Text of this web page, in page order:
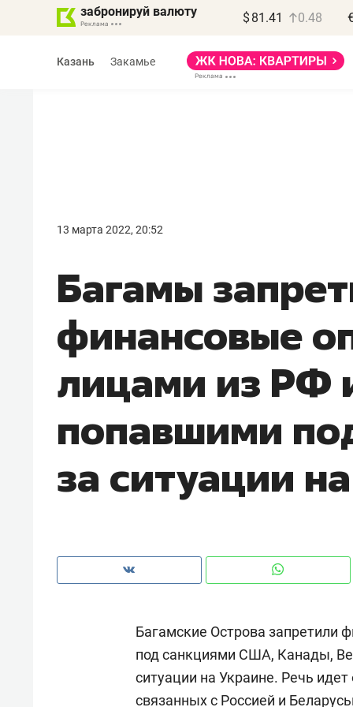
забронируй валюту $ 81.41 0.48
Казань Закамье
13 марта 2022, 20:52
Багамы
финансовые
лицами из РФ
попавшими
за ситуации
Багамские Острова запретили
под санкциями США, Канады,
ситуации на Украине. Речь
связанных с Россией и
правил, бизнес может
потерять минимум
Как бизнесу выйти на зарубежные
рынки, почему надо знать
чем интересен Оман?
Рекомендуем
Как ГК «МИР ГРУПП» и ВТБ
создают оазис жилого
комфорта под Казанью
150
ID